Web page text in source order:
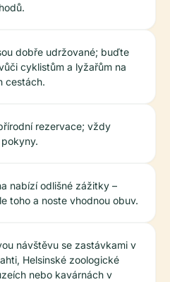
dobře udržované; buďte
cyklistům a lyžařům na
cestách.
rezervace; vždy
nabízí odlišné zážitky –
toho a noste vhodnou obuv.
návštěvu se zastávkami v
Helsinské zoologické
nebo kavárnách v